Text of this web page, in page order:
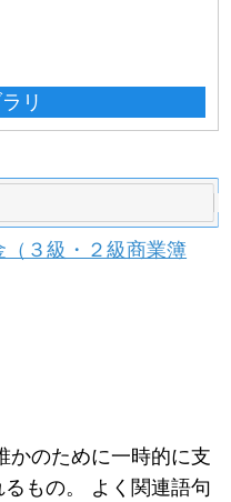
リ
（３級・２級商業簿
かのために一時的に支
もの。 よく関連語句